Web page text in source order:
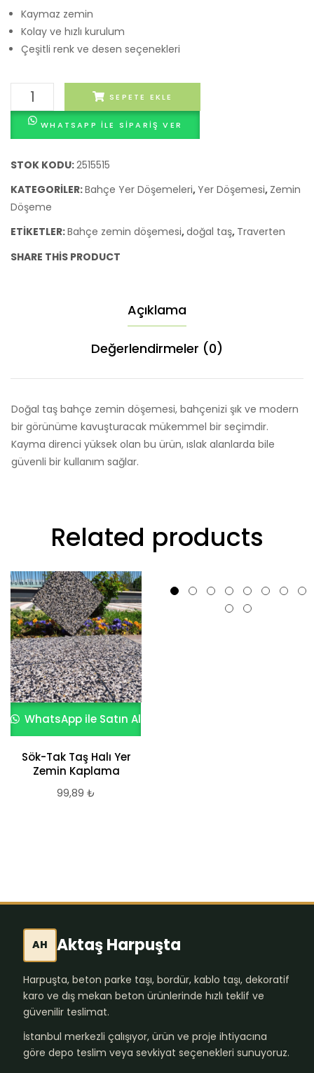
Kaymaz zemin
Kolay ve hızlı kurulum
Çeşitli renk ve desen seçenekleri
Isola
Doğal
Taş
Zemin
adet
SEPETE EKLE
WHATSAPP ILE SIPARIŞ VER
STOK KODU:2515515
KATEGORILER:Bahçe Yer Döşemeleri,Yer Döşemesi, Zemin
Döşeme
ETIKETLER:Bahçe zemin döşemesi,doğal taş, Traverten
SHARE THIS PRODUCT
Açıklama
Değerlendirmeler (0)
Doğal taş bahçe zemin döşemesi, bahçenizi şık ve modern
bir görünüme kavuşturacak mükemmel bir seçimdir.
Kayma direnci yüksek olan bu ürün, ıslak alanlarda bile
güvenli bir kullanım sağlar.
Related products
WhatsApp ile Satın Al
Sök-Tak Taş Halı Yer
Zemin Kaplama
99,89 ₺
AH Aktaş Harpuşta
Harpuşta, beton parke taşı, bordür, kablo taşı, dekoratif
karo ve dış mekan beton ürünlerinde hızlı teklif ve
güvenilir teslimat.
İstanbul merkezli çalışıyor, ürün ve proje ihtiyacına
göre depo teslim veya sevkiyat seçenekleri sunuyoruz.